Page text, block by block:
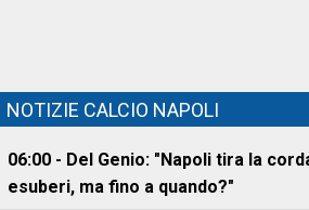
NOTIZIE CALCIO NAPOLI
06:00 - Del Genio: "Napoli tira la
esuberi, ma fino a quando?"